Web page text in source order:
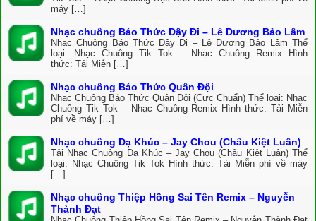
máy […]
Nhạc chuông Báo Thức Dậy Đi – Lê Dương Bảo Lâm
Nhạc Chuông Báo Thức Dậy Đi – Lê Dương Bảo Lâm Thể
loại: Nhạc Chuông Tik Tok – Nhạc Chuông Remix Hình
thức: Tải Miễn […]
Nhạc chuông Báo Thức Quân Đội
Nhạc Chuông Báo Thức Quân Đội (Cực Chuẩn) Thể loại: Nhạc
Chuông Tik Tok – Nhạc Chuông Remix Hình thức: Tải Miễn
phí về máy […]
Nhạc chuông Dạ Khúc – Jay Chou (Châu Kiệt Luân)
Tải Nhạc Chuông Dạ Khúc – Jay Chou (Châu Kiệt Luân) Thể
loại: Nhạc Chuông Tik Tok Hình thức: Tải Miễn phí về máy
[…]
Nhạc chuông Thiệp Hồng Sai Tên Remix – Nguyễn
Thành Đạt